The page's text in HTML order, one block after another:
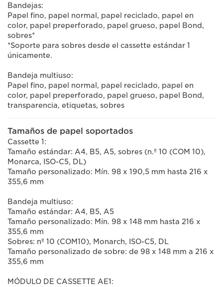
Bandejas:
Papel fino, papel normal, papel reciclado, papel en
color, papel preperforado, papel grueso, papel Bond,
sobres*
*Soporte para sobres desde el cassette estándar 1
únicamente.
Bandeja multiuso:
Papel fino, papel normal, papel reciclado, papel en
color, papel preperforado, papel grueso, papel Bond,
transparencia, etiquetas, sobres
Tamaños de papel soportados
Cassette 1:
Tamaño estándar: A4, B5, A5, sobres (n.º 10 (COM 10),
Monarca, ISO-C5, DL)
Tamaño personalizado: Mín. 98 x 190,5 mm hasta 216 x
355,6 mm
Bandeja multiuso:
Tamaño estándar: A4, B5, A5
Tamaño personalizado: Mín. 98 x 148 mm hasta 216 x
355,6 mm
Sobres: nº 10 (COM10), Monarch, ISO-C5, DL
Tamaño personalizado de sobre: de 98 x 148 mm a 216 x
355,6 mm
MÓDULO DE CASSETTE AE1: